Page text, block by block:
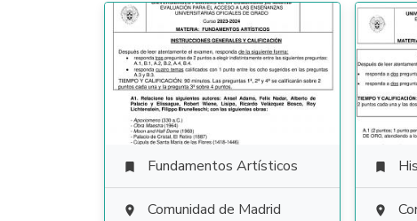
 Fundamentos Artísticos
 Comunidad de Madrid

